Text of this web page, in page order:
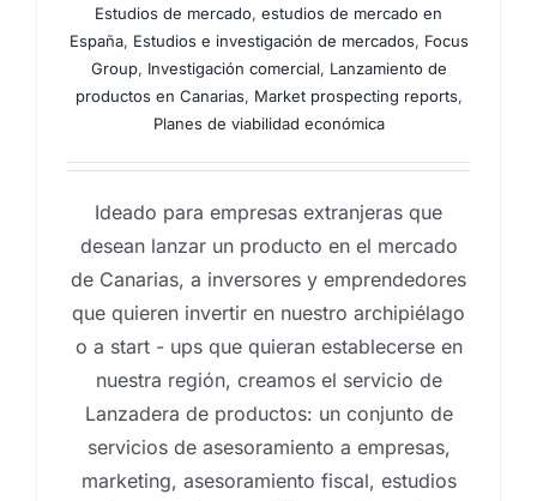
Estudios de mercado, estudios de mercado en
España, Estudios e investigación de mercados, Focus
Group, Investigación comercial, Lanzamiento de
productos en Canarias, Market prospecting reports,
Planes de viabilidad económica
Ideado para empresas extranjeras que
desean lanzar un producto en el mercado
de Canarias, a inversores y emprendedores
que quieren invertir en nuestro archipiélago
o a start - ups que quieran establecerse en
nuestra región, creamos el servicio de
Lanzadera de productos: un conjunto de
servicios de asesoramiento a empresas,
marketing, asesoramiento fiscal, estudios